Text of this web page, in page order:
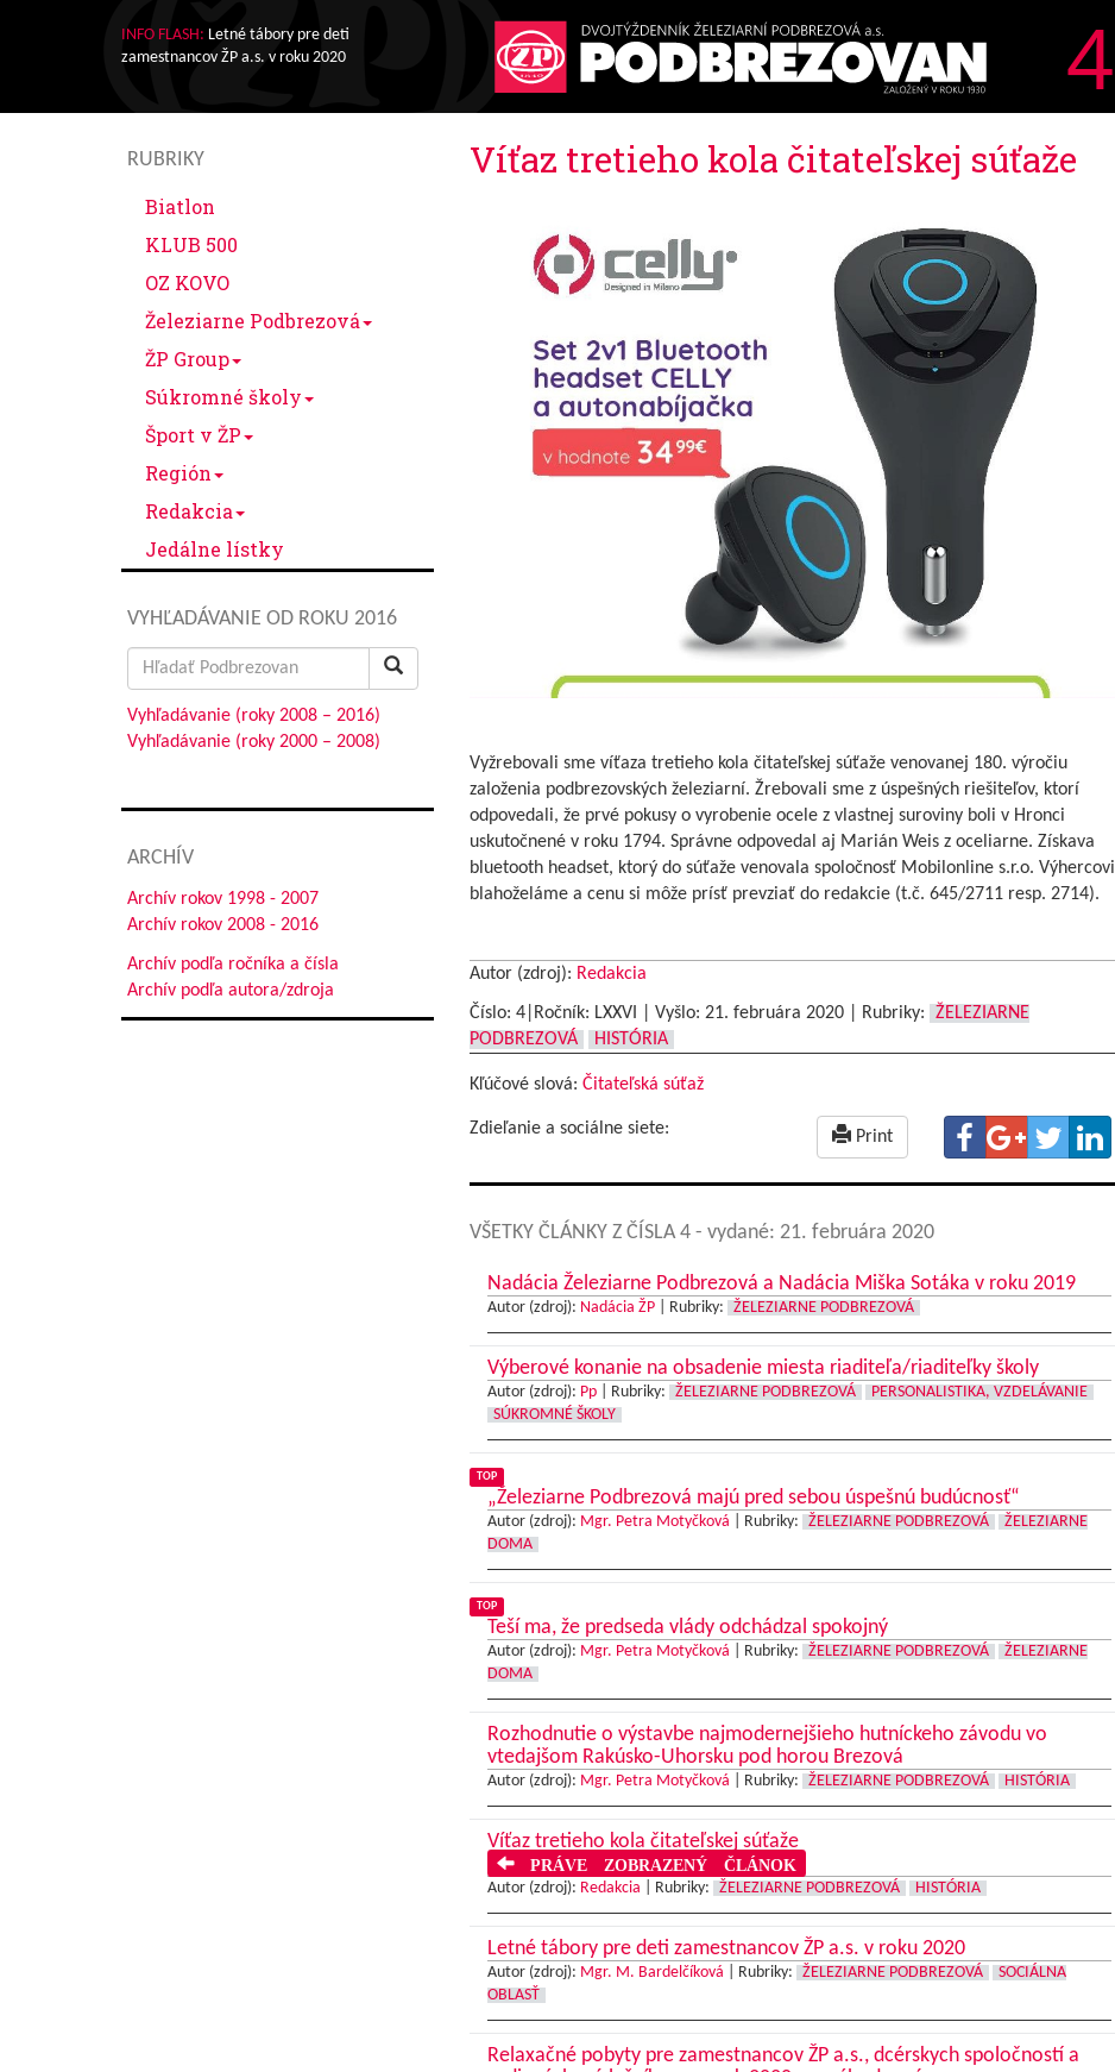
INFO FLASH: Letné tábory pre deti
zamestnancov ŽP a.s. v roku 2020
4
RUBRIKY
Biatlon
KLUB 500
OZ KOVO
Železiarne Podbrezová
ŽP Group
Súkromné školy
Šport v ŽP
Región
Redakcia
Jedálne lístky
VYHĽADÁVANIE OD ROKU 2016
Search
for:
Vyhľadávanie (roky 2008 – 2016)
Vyhľadávanie (roky 2000 – 2008)
ARCHÍV
Archív rokov 1998 - 2007
Archív rokov 2008 - 2016
Archív podľa ročníka a čísla
Archív podľa autora/zdroja
Víťaz tretieho kola čitateľskej súťaže
Vyžrebovali sme víťaza tretieho kola čitateľskej súťaže venovanej 180. výročiu
založenia podbrezovských železiarní. Žrebovali sme z úspešných riešiteľov, ktorí
odpovedali, že prvé pokusy o vyrobenie ocele z vlastnej suroviny boli v Hronci
uskutočnené v roku 1794. Správne odpovedal aj Marián Weis z oceliarne. Získava
bluetooth headset, ktorý do súťaže venovala spoločnosť Mobilonline s.r.o. Výhercovi
blahoželáme a cenu si môže prísť prevziať do redakcie (t.č. 645/2711 resp. 2714).
Autor (zdroj): Redakcia
Číslo: 4|Ročník: LXXVI | Vyšlo: 21. februára 2020| Rubriky:
ŽELEZIARNE
PODBREZOVÁ
HISTÓRIA
Kľúčové slová: Čitateľská súťaž
Zdieľanie a sociálne siete: Print
VŠETKY ČLÁNKY Z ČÍSLA 4 - vydané: 21. februára 2020
Nadácia Železiarne Podbrezová a Nadácia Miška Sotáka v roku 2019
Autor (zdroj): Nadácia ŽP| Rubriky: ŽELEZIARNE PODBREZOVÁ
Výberové konanie na obsadenie miesta riaditeľa/riaditeľky školy
Autor (zdroj): Pp| Rubriky: ŽELEZIARNE PODBREZOVÁ
PERSONALISTIKA, VZDELÁVANIE
SÚKROMNÉ ŠKOLY
TOP
„Železiarne Podbrezová majú pred sebou úspešnú budúcnosť“
Autor (zdroj): Mgr. Petra Motyčková Rubriky: ŽELEZIARNE PODBREZOVÁ
ŽELEZIARNE
DOMA
TOP
Teší ma, že predseda vlády odchádzal spokojný
Autor (zdroj): Mgr. Petra Motyčková Rubriky: ŽELEZIARNE PODBREZOVÁ
ŽELEZIARNE
DOMA
Rozhodnutie o výstavbe najmodernejšieho hutníckeho závodu vo
vtedajšom Rakúsko-Uhorsku pod horou Brezová
Autor (zdroj): Mgr. Petra Motyčková Rubriky: ŽELEZIARNE PODBREZOVÁ HISTÓRIA
Víťaz tretieho kola čitateľskej súťaže
PRÁVE ZOBRAZENÝ ČLÁNOK
Autor (zdroj): Redakcia Rubriky: ŽELEZIARNE PODBREZOVÁ HISTÓRIA
Letné tábory pre deti zamestnancov ŽP a.s. v roku 2020
Autor (zdroj): Mgr. M. Bardelčíková Rubriky: ŽELEZIARNE PODBREZOVÁ
SOCIÁLNA
OBLASŤ
Relaxačné pobyty pre zamestnancov ŽP a.s., dcérskych spoločností a